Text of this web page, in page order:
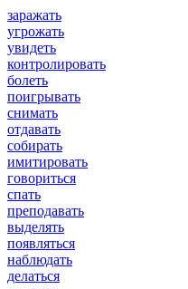
заражать
угрожать
увидеть
контролировать
болеть
поигрывать
снимать
отдавать
собирать
имитировать
говориться
спать
преподавать
выделять
появляться
наблюдать
делаться